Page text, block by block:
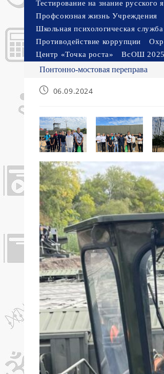
Тестирование на знание
Профсоюзная жизнь Учреждения
Школьная психологическая служба
Противодействие коррупции
Центр «Точка роста»
ВсОШ 2025
Понтонно-мостовая переправа
Запись06.09.2024